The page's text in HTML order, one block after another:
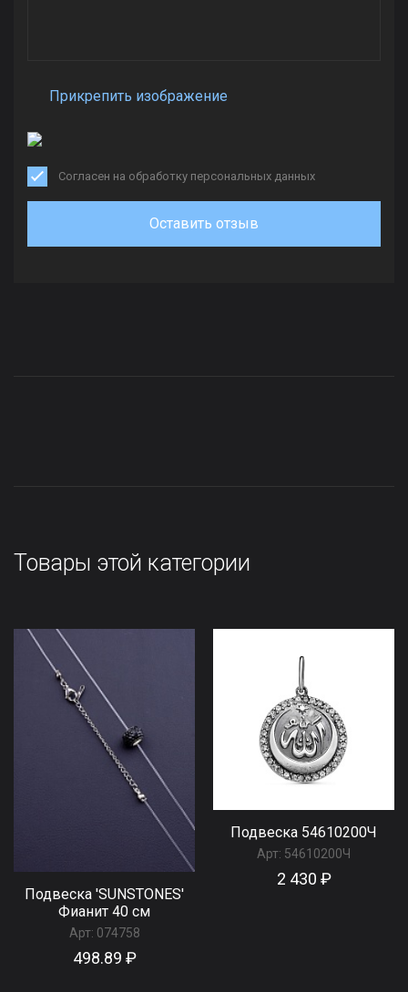
Прикрепить изображение
Согласен на обработку персональных данных
Оставить отзыв
Товары этой категории
Подвеска 'SUNSTONES'
Фианит 40 см
Арт: 074758
498.89 ₽
Подвеска 54610200Ч
Арт: 54610200Ч
2 430 ₽